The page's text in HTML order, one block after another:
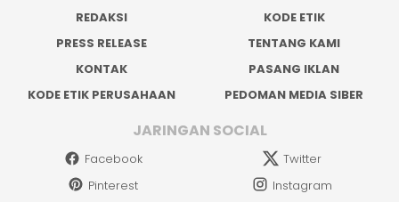
REDAKSI
KODE ETIK
PRESS RELEASE
TENTANG KAMI
KONTAK
PASANG IKLAN
KODE ETIK PERUSAHAAN
PEDOMAN MEDIA SIBER
JARINGAN SOCIAL
Facebook
Twitter
Pinterest
Instagram